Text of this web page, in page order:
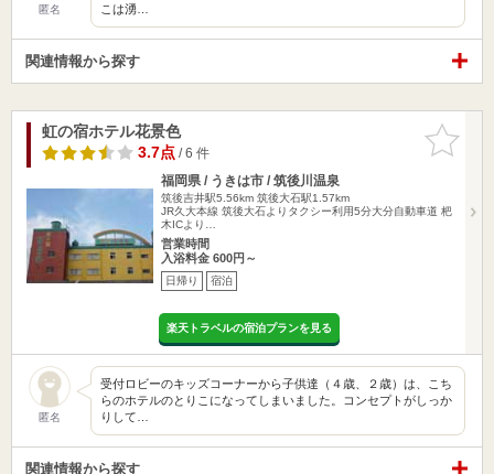
匿名
こは湧…
関連情報から探す
お気に入
りに追加
虹の宿ホテル花景色
3.7点/ 6 件
福岡県 / うきは市 / 筑後川温泉
筑後吉井駅5.56km 筑後大石駅1.57km
JR久大本線 筑後大石よりタクシー利用5分大分自動車道 杷
木ICより…
営業時間
入浴料金 600円～
日帰り 宿泊
楽天トラベルの宿泊プランを見る
匿名
受付ロビーのキッズコーナーから子供達（４歳、２歳）は、こち
らのホテルのとりこになってしまいました。コンセプトがしっか
りして…
関連情報から探す